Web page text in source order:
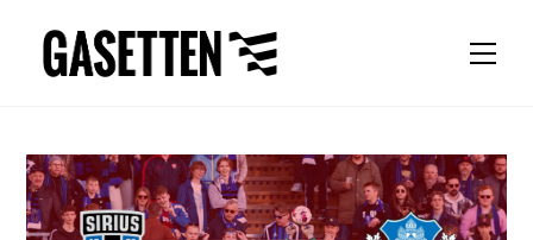
content